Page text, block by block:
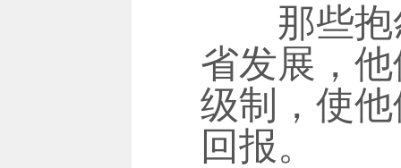
那些抱怨
省发展，
级制，使
回报。